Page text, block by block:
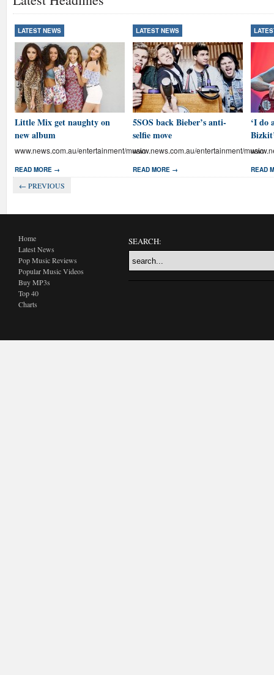
LATEST NEWS
Little Mix get naughty on
new album
www.news.com.au/entertainment/music
READ MORE →
LATEST NEWS
5SOS back Bieber’s anti-
selfie move
www.news.com.au/entertainment/music
READ MORE →
‘I do
READ
← PREVIOUS
Home
Latest News
Pop Music Reviews
Popular Music Videos
Buy MP3s
Top 40
Charts
SEARCH: